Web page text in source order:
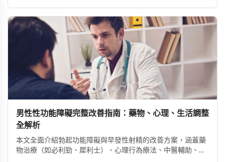
男性性功能障礙完整改善指南：藥物、心理、生活調整
全解析
本文全面介紹勃起功能障礙與早發性射精的改善方案，涵蓋藥
物治療（如必利勁、犀利士）、心理行為療法、中醫輔助、生